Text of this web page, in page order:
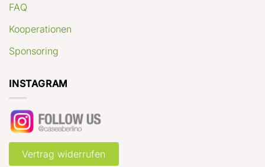
FAQ
Kooperationen
Sponsoring
INSTAGRAM
Vertrag widerrufen